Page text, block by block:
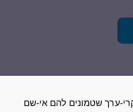
ערך שטמונים להם אי-שם